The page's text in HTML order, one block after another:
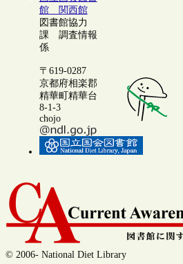
館 関西館
図書館協力
課 調査情報
係
〒619-0287
京都府相楽郡
精華町精華台
8-1-3
chojo
© 2006- National Diet Library